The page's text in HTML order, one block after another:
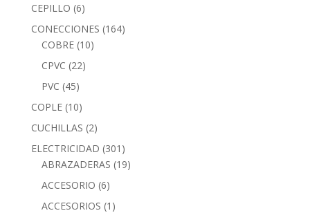
CEPILLO (6)
CONECCIONES (164)
COBRE (10)
CPVC (22)
PVC (45)
COPLE (10)
CUCHILLAS (2)
ELECTRICIDAD (301)
ABRAZADERAS (19)
ACCESORIO (6)
ACCESORIOS (1)